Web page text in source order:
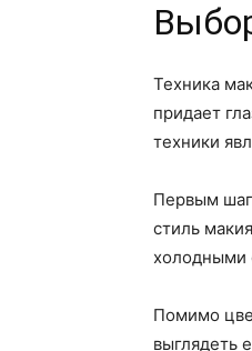
Техника
придает
техники
Первым
стиль
холодными
Помимо
выглядеть